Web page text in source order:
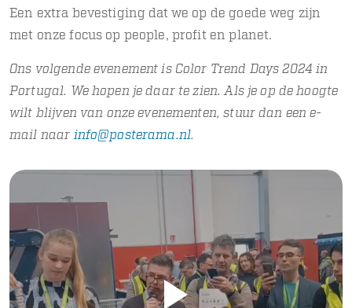
Een extra bevestiging dat we op de goede weg zijn
met onze focus op people, profit en planet.
Ons volgende evenement is Color Trend Days 2024 in
Portugal. We hopen je daar te zien. Als je op de hoogte
wilt blijven van onze evenementen, stuur dan een e-
mail naar info@posterama.nl.